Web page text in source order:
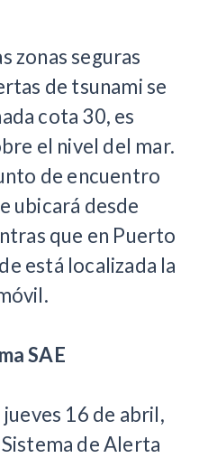
zonas seguras
de tsunami se
cota 30, es
el nivel del mar.
de encuentro
ubicará desde
que en Puerto
está localizada la
SAE
16 de abril,
de Alerta